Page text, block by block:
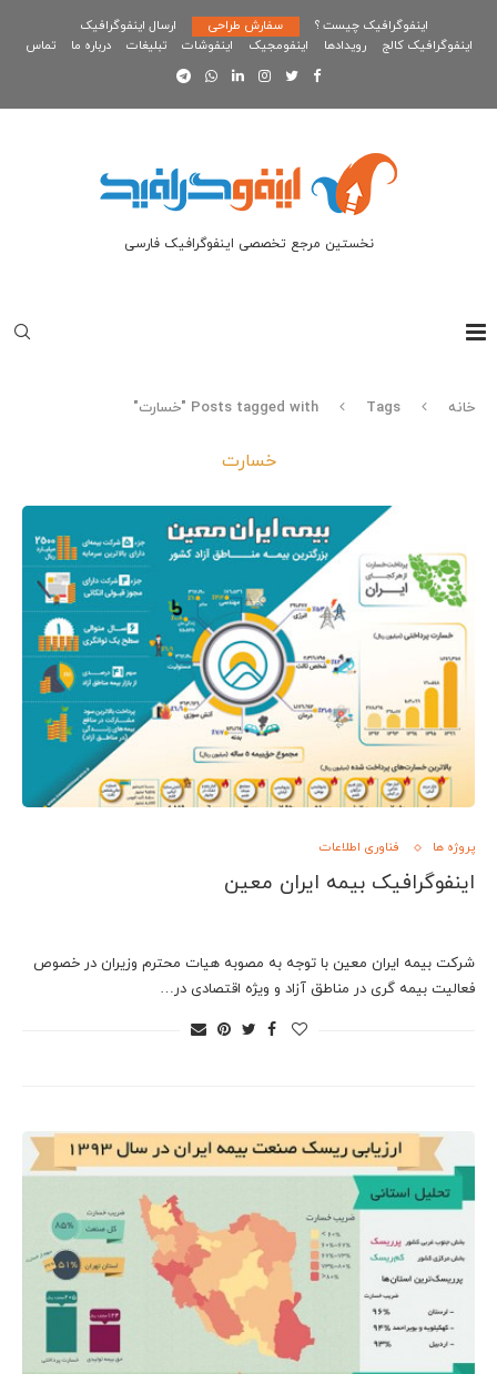
اینفوگرافیک چیست ؟ سفارش طراحی
ارسال اینفوگرافیک
اینفوگرافیک کالج
رویدادها اینفومجیک اینفوشات تبلیغات درباره ما تماس
نخستین مرجع تخصصی اینفوگرافیک فارسی
خانه Tags Posts tagged with "خسارت"
خسارت
پروژه ها فناوری اطلاعات
اینفوگرافیک بیمه ایران معین
شرکت بیمه ایران معین با توجه به مصوبه هیات محترم وزیران در خصوص
فعالیت بیمه گری در مناطق آزاد و ویژه اقتصادی در…